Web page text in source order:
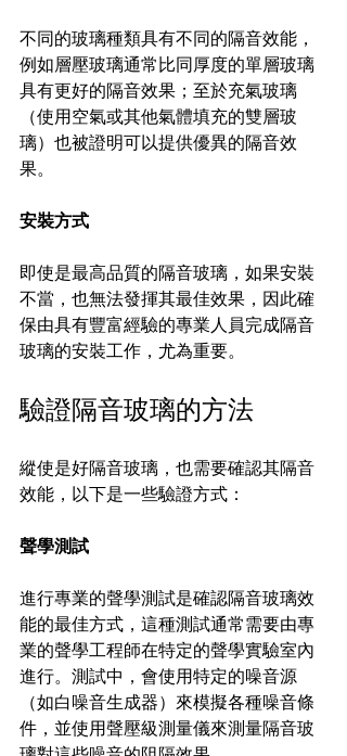
不同的玻璃種類具有不同的隔音效能，
例如層壓玻璃通常比同厚度的單層玻璃
具有更好的隔音效果；至於充氣玻璃
（使用空氣或其他氣體填充的雙層玻
璃）也被證明可以提供優異的隔音效
果。
安裝方式
即使是最高品質的隔音玻璃，如果安裝
不當，也無法發揮其最佳效果，因此確
保由具有豐富經驗的專業人員完成隔音
玻璃的安裝工作，尤為重要。
驗證隔音玻璃的方法
縱使是好隔音玻璃，也需要確認其隔音
效能，以下是一些驗證方式：
聲學測試
進行專業的聲學測試是確認隔音玻璃效
能的最佳方式，這種測試通常需要由專
業的聲學工程師在特定的聲學實驗室內
進行。測試中，會使用特定的噪音源
（如白噪音生成器）來模擬各種噪音條
件，並使用聲壓級測量儀來測量隔音玻